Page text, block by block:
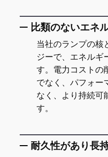
比類のないエネ
当社のランプの核
ジーで、エネルギ
す。電力コストの
でなく、パフォー
なく、より持続可
す。
耐久性があり長